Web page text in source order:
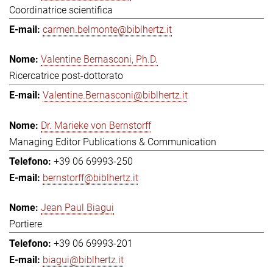
Coordinatrice scientifica
carmen.belmonte@biblhertz.it
Valentine Bernasconi, Ph.D.
Ricercatrice post-dottorato
Valentine.Bernasconi@biblhertz.it
Dr. Marieke von Bernstorff
Managing Editor Publications & Communication
+39 06 69993-250
bernstorff@biblhertz.it
Jean Paul Biagui
Portiere
+39 06 69993-201
biagui@biblhertz.it